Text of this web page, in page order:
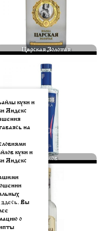
Царская Золотая
2750⃏
Мягков
МЯГКОВ — ОДИН ИЗ КЛЮЧЕВЫХ
БРЕНДОВ РОССИЙСКОЙ
КОМПАНИИ "СИНЕРГИЯ". ВОДКА
ОБЛАДАЕТ ИСКЛЮЧИТЕЛЬНО
МЯГКИМ ВКУСОМ,
ДОСТИГАЕМЫМ БЛАГОДАРЯ
ПРИМЕНЕНИЮ... 500 МЛ.
⃏
ВЫСОКОКАЧЕСТВЕННАЯ ВОДКА,
ПРОИЗВЕДЕНА ПО
ТЕХНОЛОГИИ НА
ЛЮКС ВОДКА "ВОЕВОДА"
ИСКЛЮЧИТЕЛЬНО МЯГКАЯ И
ИЗГОТАВЛИВАЕТСЯ ВО...
500 МЛ.
⃏
куки и
Яндекс
на
куки и
Яндекс
. Вы
о